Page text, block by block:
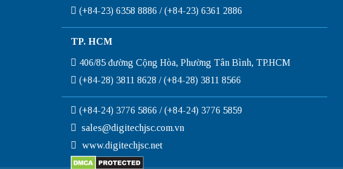
(+84-23) 6358 8886 / (+84-23) 6361 2886
TP. HCM
406/85 đường Cộng Hòa, Phường Tân Bình, TP.HCM
(+84-28) 3811 8628 / (+84-28) 3811 8566
(+84-24) 3776 5866 / (+84-24) 3776 5859
sales@digitechjsc.com.vn
www.digitechjsc.net